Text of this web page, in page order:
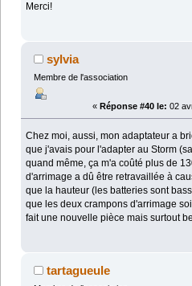
Merci!
sylvia
Membre de l'association
« Réponse #40 le: 02
Chez moi, aussi, mon adaptateur a
que j'avais pour l'adapter au Storm
quand même, ça m'a coûté plus de
d'arrimage a dû être retravaillée à
que la hauteur (les batteries sont
que les deux crampons d'arrimage
fait une nouvelle pièce mais surtout
tartagueule